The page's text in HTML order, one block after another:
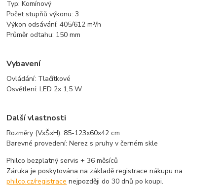
Typ: Komínový
Počet stupňů výkonu: 3
Výkon odsávání: 405/612 m³/h
Průměr odtahu: 150 mm
Vybavení
Ovládání: Tlačítkové
Osvětlení: LED 2x 1,5 W
Další vlastnosti
Rozměry (VxŠxH): 85-123x60x42 cm
Barevné provedení: Nerez s pruhy v černém skle
Philco bezplatný servis + 36 měsíců
Záruka je poskytována na základě registrace nákupu na
philco.cz/registrace nejpozději do 30 dnů po koupi.